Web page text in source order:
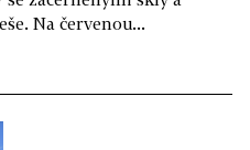
Na červenou...